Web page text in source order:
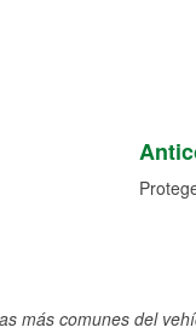
más comunes del